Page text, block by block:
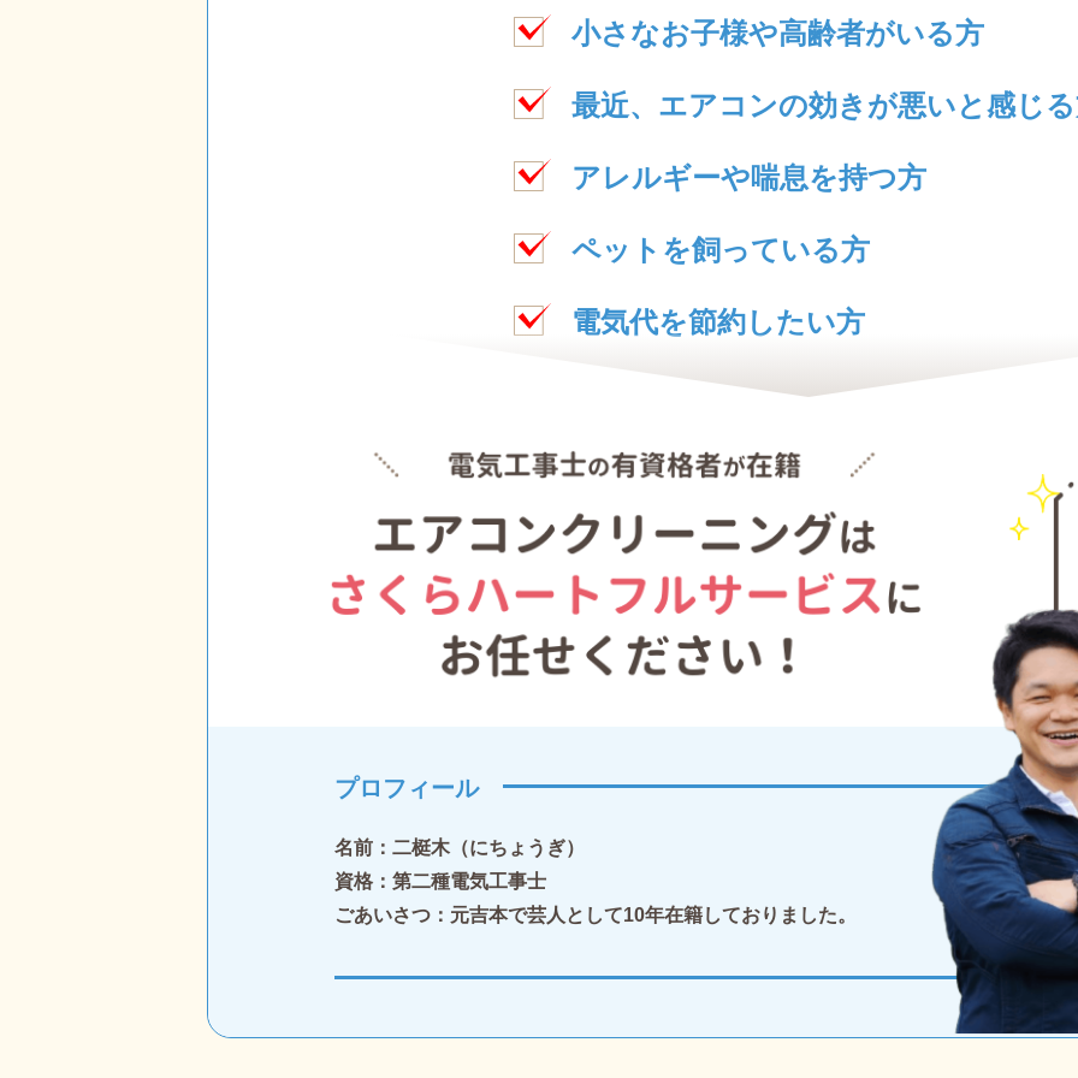
小さなお子様や高齢者がいる方
最近、エアコンの効きが悪いと感じ
アレルギーや喘息を持つ方
ペットを飼っている方
電気代を節約したい方
プロフィール
名前：二梃木（にちょうぎ）
資格：第二種電気工事士
ごあいさつ：元吉本で芸人として10年在籍しておりました。